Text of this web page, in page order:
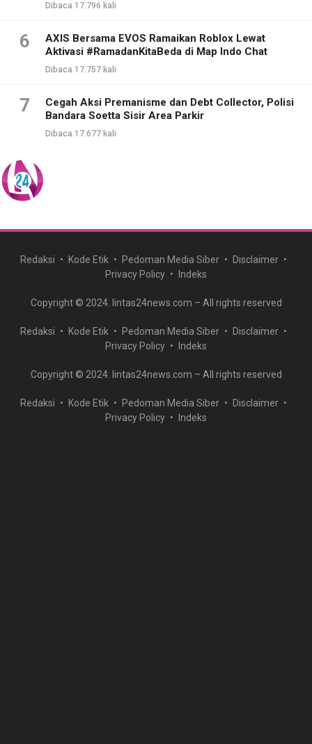
Dibaca 17.796 kali
6
AXIS Bersama EVOS Ramaikan Roblox Lewat
Aktivasi #RamadanKitaBeda di Map Indo Chat
Dibaca 17.757 kali
7
Cegah Aksi Premanisme dan Debt Collector, Polisi
Bandara Soetta Sisir Area Parkir
Dibaca 17.677 kali
Redaksi Kode Etik Pedoman Media Siber
Disclaimer
Privacy Policy
Indeks
Copyright © 2024. lintas24news.com – All rights reserved
Redaksi Kode Etik Pedoman Media Siber
Disclaimer
Privacy Policy
Indeks
Copyright © 2024. lintas24news.com – All rights reserved
Redaksi Kode Etik Pedoman Media Siber
Disclaimer
Privacy Policy
Indeks